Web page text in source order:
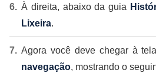
À direita, abaixo da guia
Lixeira.
Agora você deve chegar à
navegação, mostrando o